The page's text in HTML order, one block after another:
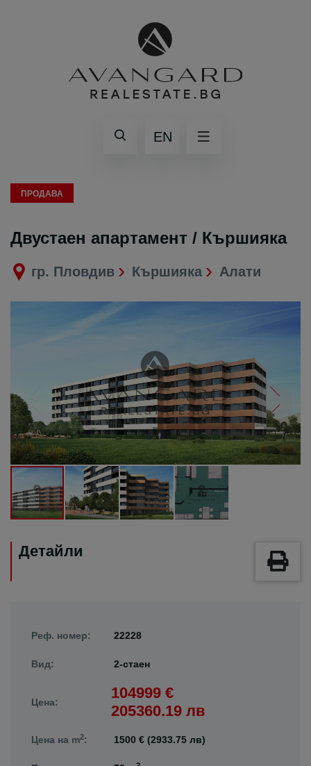
EN
ПРОДАВА
Двустаен апартамент / Кършияка
гр. Пловдив Кършияка Алати
Детайли
Реф. номер: 22228
Вид: 2-стаен
Цена:
104999 €
205360.19 лв
Цена на m2: 1500 € (2933.75 лв)